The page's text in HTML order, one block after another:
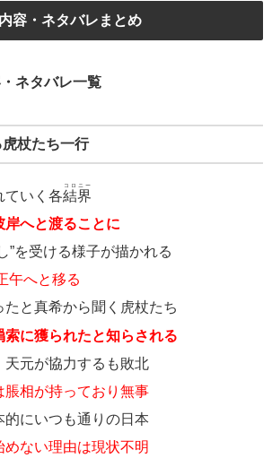
容・ネタバレまとめ
ネタバレ一覧
杖たち一行
ていく各結界
コロニー
岸へと渡ることに
”を受ける様子が描かれる
午へと移る
たと真希から聞く虎杖たち
索に獲られたと知らされる
天元が協力するも敗北
脹相が持っており無事
的にいつも通りの日本
めない理由は現状不明